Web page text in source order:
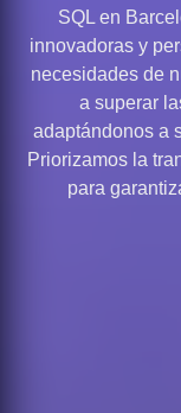
SQL en
innovadoras y
necesidades de
a superar
adaptándonos a
Priorizamos la
para